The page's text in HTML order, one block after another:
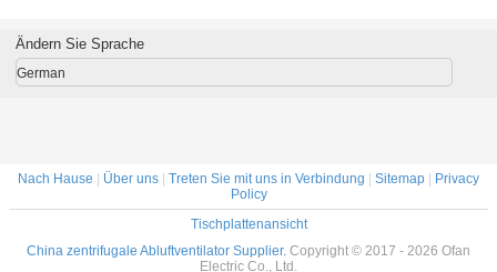
48V
Ändern Sie Sprache
German
Nach Hause Über uns Treten Sie mit uns in Verbindung Sitemap
Privacy
Policy
Tischplattenansicht
China zentrifugale Abluftventilator Supplier. Copyright © 2017 - 2026 Ofan
Electric Co., Ltd.